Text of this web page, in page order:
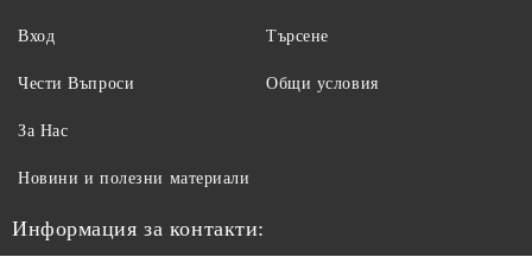
Вход
Чести Въпроси
Търсене
Общи условия
За Нас
Новини и полезни материали
Информация за контакти: